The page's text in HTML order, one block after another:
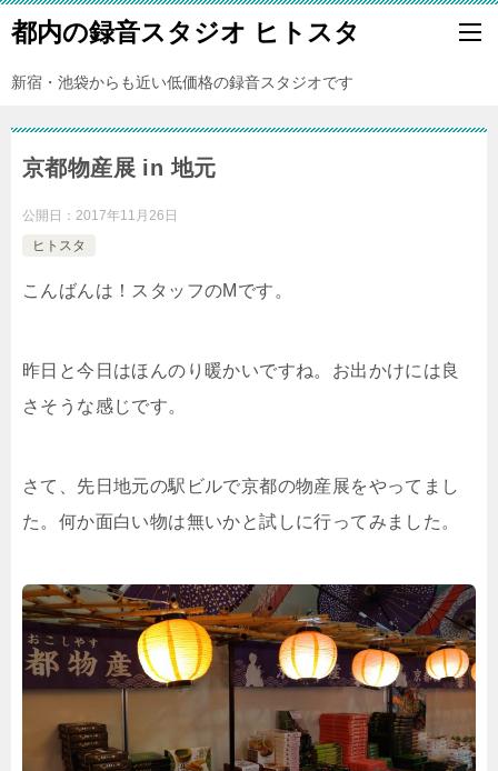
都内の録音スタジオ ヒトスタ
新宿・池袋からも近い低価格の録音スタジオです
京都物産展 in 地元
公開日： 2017年11月26日
ヒトスタ
こんばんは！スタッフのMです。
昨日と今日はほんのり暖かいですね。お出かけには良
さそうな感じです。
さて、先日地元の駅ビルで京都の物産展をやってまし
た。何か面白い物は無いかと試しに行ってみました。